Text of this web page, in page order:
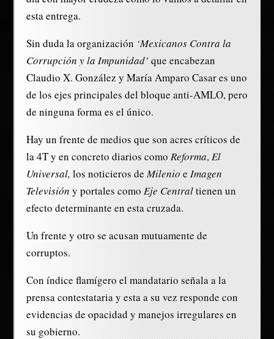
esta entrega.
Sin duda la organización ‘Mexicanos Contra la
Corrupción y la Impunidad’ que encabezan
Claudio X. González y María Amparo Casar es uno
de los ejes principales del bloque anti-AMLO, pero
de ninguna forma es el único.
Hay un frente de medios que son acres críticos de
la 4T y en concreto diarios como Reforma,El
Universal, los noticieros deMilenioeImagen
Televisión y portales como Eje Centraltienen un
efecto determinante en esta cruzada.
Un frente y otro se acusan mutuamente de
corruptos.
Con índice flamígero el mandatario señala a la
prensa contestataria y esta a su vez responde con
evidencias de opacidad y manejos irregulares en
su gobierno.